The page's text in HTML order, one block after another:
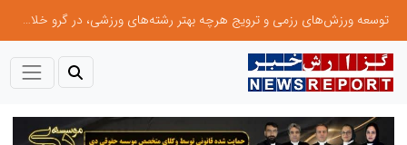
توسعه ورزش‌های رزمی و ترویج هرچه بهتر رشته‌های ورزشی، در گرو خلاقیت و نوآوری است